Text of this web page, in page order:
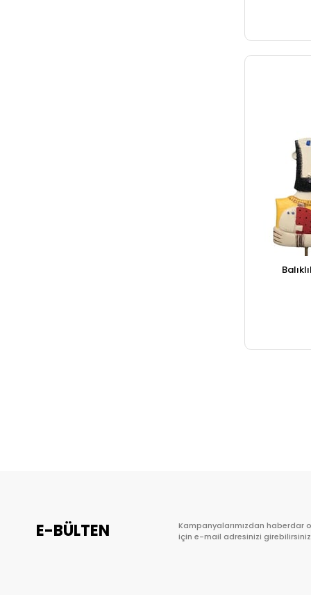
E-BÜLTEN
Kampanyalarımızdan haberdar
için e-mail adresinizi